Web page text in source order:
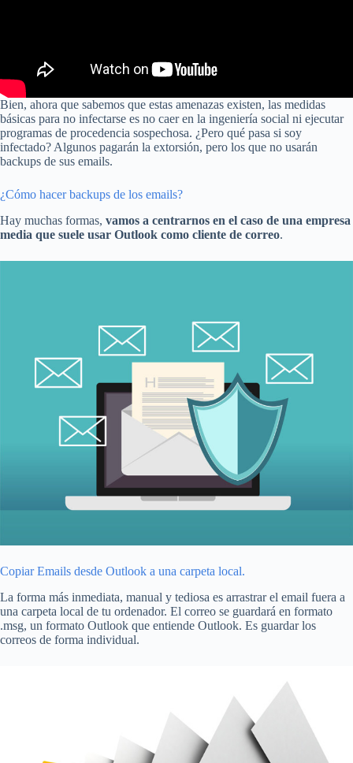
Bien, ahora que sabemos que estas amenazas existen, las medidas
básicas para no infectarse es no caer en la ingeniería social ni ejecutar
programas de procedencia sospechosa. ¿Pero qué pasa si soy
infectado? Algunos pagarán la extorsión, pero los que no usarán
backups de sus emails.
¿Cómo hacer backups de los emails?
Hay muchas formas, vamos a centrarnos en el caso de una empresa
media que suele usar Outlook como cliente de correo.
Copiar Emails desde Outlook a una carpeta local.
La forma más inmediata, manual y tediosa es arrastrar el email fuera a
una carpeta local de tu ordenador. El correo se guardará en formato
.msg, un formato Outlook que entiende Outlook. Es guardar los
correos de forma individual.